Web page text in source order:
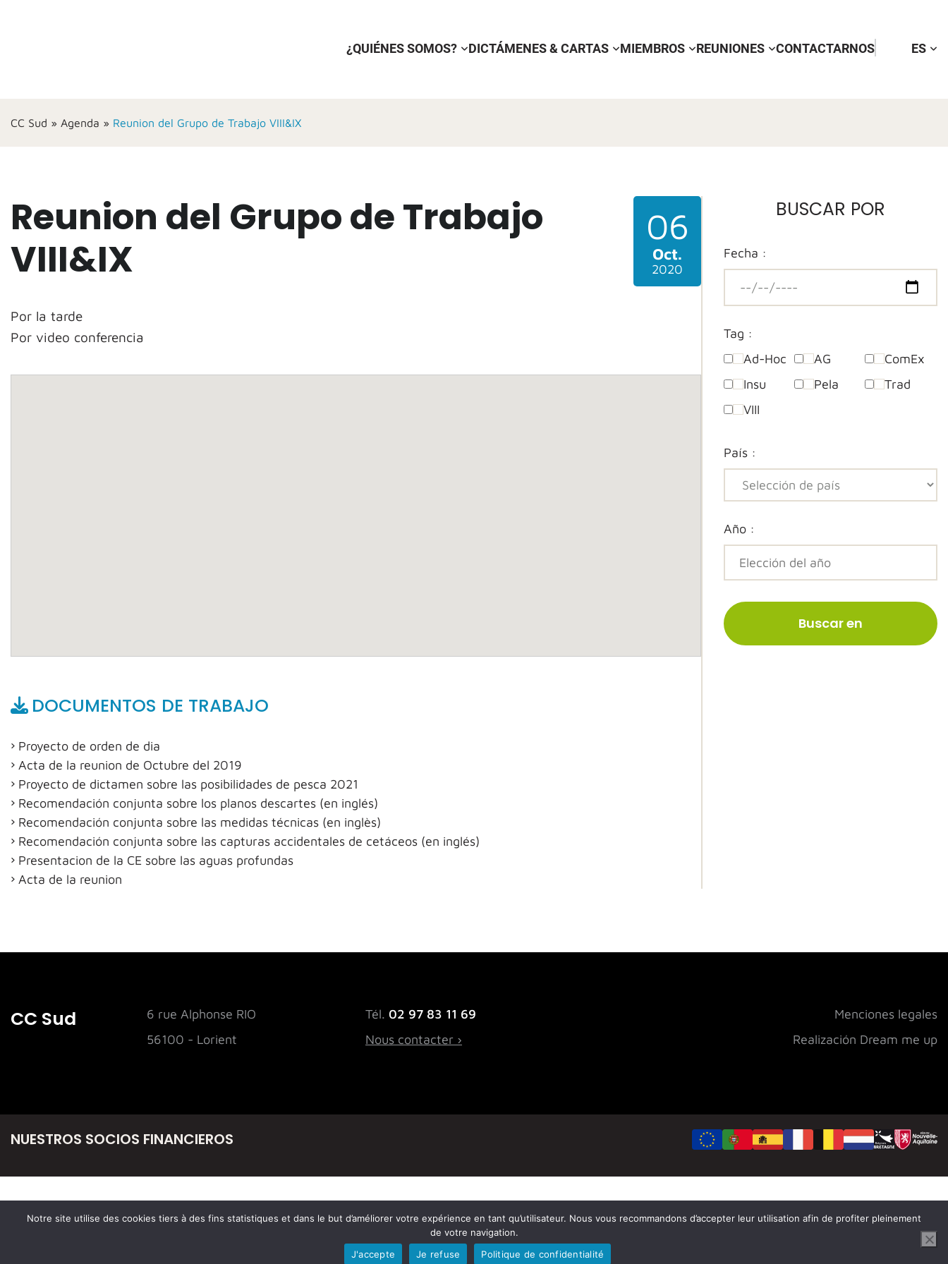
¿QUIÉNES SOMOS? DICTÁMENES & CARTAS MIEMBROS REUNIONES CONTACTARNOS ES
CC Sud » Agenda » Reunion del Grupo de Trabajo VIII&IX
Reunion del Grupo de Trabajo
VIII&IX
Por la tarde
Por video conferencia
06
Oct.
2020
DOCUMENTOS DE TRABAJO
Proyecto de orden de dia
Acta de la reunion de Octubre del 2019
Proyecto de dictamen sobre las posibilidades de pesca 2021
Recomendación conjunta sobre los planos descartes (en inglés)
Recomendación conjunta sobre las medidas técnicas (en inglès)
Recomendación conjunta sobre las capturas accidentales de cetáceos (en inglés)
Presentacion de la CE sobre las aguas profundas
Acta de la reunion
BUSCAR POR
Fecha :
Tag :
Ad-Hoc
AG
ComEx
Insu
Pela
Trad
VIII
País :
Año :
Buscar en
CC Sud
6 rue Alphonse RIO
56100 - Lorient
Tél. 02 97 83 11 69
Nous contacter ›
Menciones legales
Realización Dream me up
NUESTROS SOCIOS FINANCIEROS
Notre site utilise des cookies tiers à des fins statistiques et dans le but d’améliorer votre expérience en tant qu’utilisateur. Nous vous recommandons d’accepter leur utilisation afin de profiter pleinement
de votre navigation.
J'accepte
Je refuse Politique de confidentialité